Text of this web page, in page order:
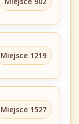
Miejsce 1219
Miejsce 1527